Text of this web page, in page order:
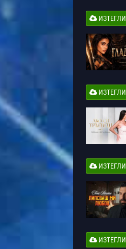
ИЗТЕГЛИ
ИЗТЕГЛИ
ИЗТЕГЛИ
ИЗТЕГЛИ